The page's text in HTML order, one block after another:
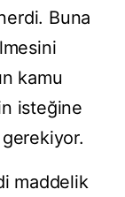
Buna
kamu
isteğine
gerekiyor.
maddelik